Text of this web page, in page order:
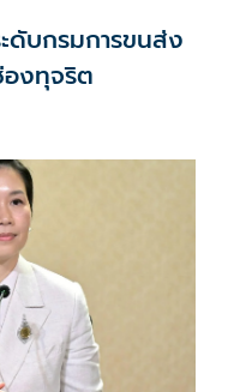
ดับกรมการขนส่ง
งทุจริต